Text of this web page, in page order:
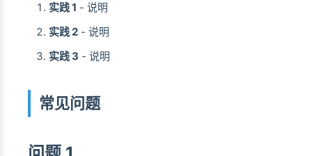
实践 1 - 说明
实践 2 - 说明
实践 3 - 说明
常见问题